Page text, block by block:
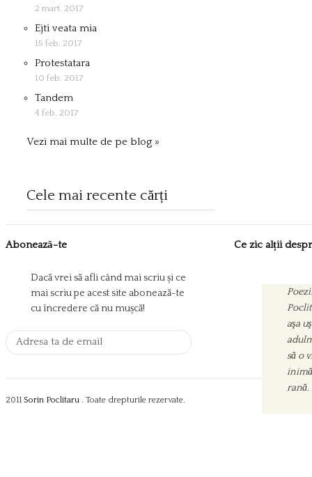
2 mart. 2017
Ejti veata mia
15 feb. 2017
Protestatara
10 feb. 2017
Tandem
4 feb. 2017
Vezi mai multe de pe blog »
Cele mai recente cărți
Abonează-te
Dacă vrei să afli când mai scriu și ce
mai scriu pe acest site abonează-te
cu încredere că nu mușcă!
Ce zic alții
aşa
să o
rană.
în
2011 Sorin Poclitaru . Toate drepturile rezervate.